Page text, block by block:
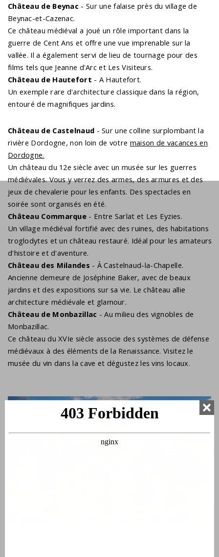
Château de Beynac - Sur une falaise près du village de
Beynac-et-Cazenac.
Ce château médiéval a joué un rôle important dans la
guerre de Cent Ans et offre une vue imprenable sur la
vallée. Il a également servi de lieu de tournage pour des
films tels que Jeanne d'Arc et Les Visiteurs.
Château de Hautefort - A Hautefort.
Un exemple rare d'architecture classique dans la région,
entouré de magnifiques jardins.
Château de Castelnaud - Sur une colline surplombant la
rivière Dordogne, non loin de votre maison de vacances en
Dordogne.
Un château du 12e siècle avec un musée sur les guerres
médiévales. Vous y verrez des armes, des armures et des
jeux de chevalerie pour les enfants. Des spectacles en
soirée sont organisés en été.
Château Commarque - Entre Sarlat et Les Eyzies.
Un village médiéval fortifié avec des ruines, des habitations
troglodytes et un château restauré. Idéal pour les amateurs
d'histoire et d'aventure.
Château des Milandes - À Castelnaud-la-Chapelle.
Ancienne demeure de Joséphine Baker, avec de beaux
jardins et des expositions sur sa vie. Le château allie
architecture médiévale et glamour.
Château de Monbazillac - Au milieu des vignobles de
Monbazillac.
Ce château du XVIe siècle associe des systèmes de défense
médiévaux à des éléments de la Renaissance. Visitez le
musée du vin dans la cave et dégustez les vins locaux.